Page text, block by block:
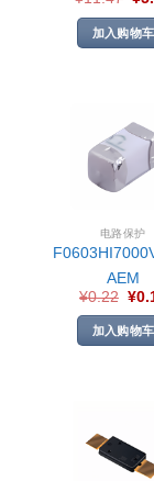
加入购物车
电路保护
AEM
¥0.22 ¥
加入购物车